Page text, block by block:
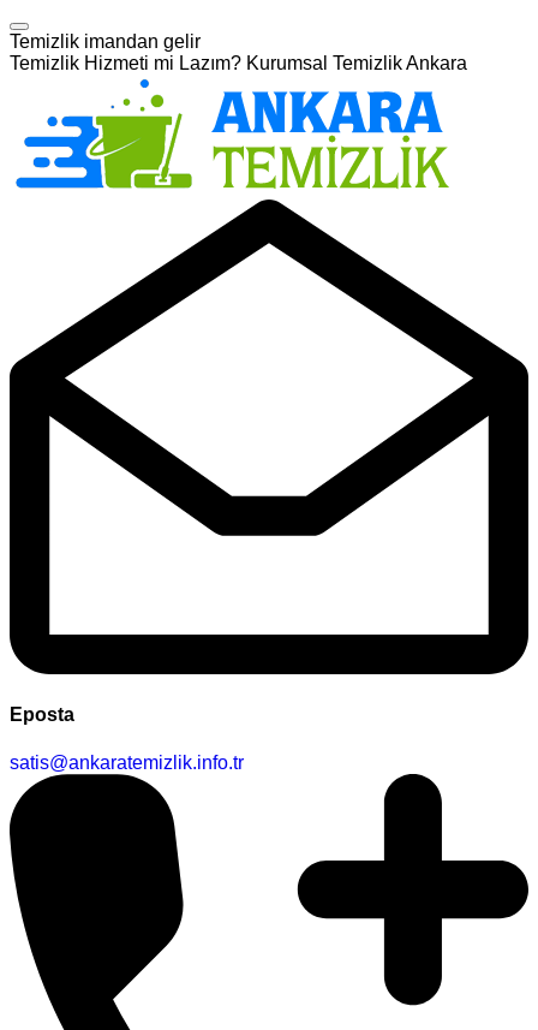
Temizlik imandan gelir
Temizlik Hizmeti mi Lazım? Kurumsal Temizlik Ankara
Eposta
satis@ankaratemizlik.info.tr